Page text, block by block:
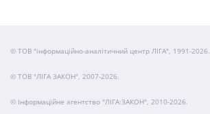
© ТОВ "інформаційно-аналітичний центр ЛІГА", 1991-2026.
© ТОВ "ЛІГА ЗАКОН", 2007-2026.
© Інформаційне агентство "ЛІГА:ЗАКОН", 2010-2026.